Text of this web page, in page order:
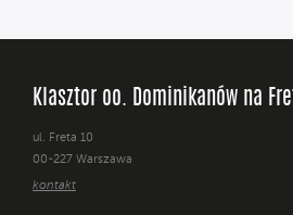
Klasztor oo. Dominikanów na
ul. Freta 10
00-227 Warszawa
kontakt